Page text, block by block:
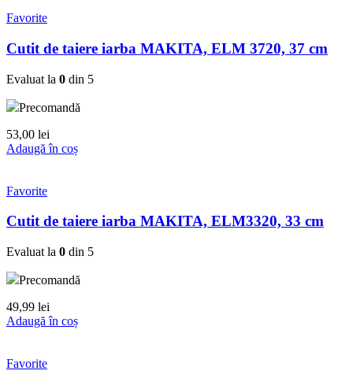
Favorite
Cutit de taiere iarba MAKITA, ELM 3720, 37 cm
Evaluat la 0 din 5
Precomandă
53,00 lei
Adaugă în coș
Favorite
Cutit de taiere iarba MAKITA, ELM3320, 33 cm
Evaluat la 0 din 5
Precomandă
49,99 lei
Adaugă în coș
Favorite